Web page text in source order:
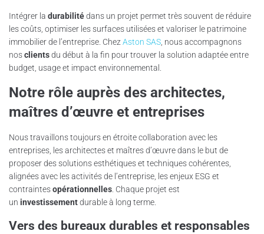
Intégrer la durabilitédans un projet permet très souvent de réduire
les coûts, optimiser les surfaces utilisées et valoriser le patrimoine
immobilier de l’entreprise. ChezAston SAS, nous accompagnons
nosclientsdu début à la fin pour trouver la solution adaptée entre
budget, usage et impact environnemental.
Notre rôle auprès des architectes,
maîtres d’œuvre et entreprises
Nous travaillons toujours en étroite collaboration avec les
entreprises, les architectes et maîtres d’œuvre dans le but de
proposer des solutions esthétiques et techniques cohérentes,
alignées avec les activités de l’entreprise, les enjeux ESG et
contraintesopérationnelles. Chaque projet est
un investissementdurable à long terme.
Vers des bureaux durables et responsables